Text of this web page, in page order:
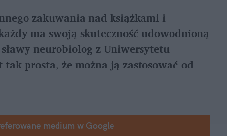
zakuwania nad książkami i
ma swoją skuteczność udowodnioną
neurobiolog z Uniwersytetu
prosta, że można ją zastosować od
medium w Google